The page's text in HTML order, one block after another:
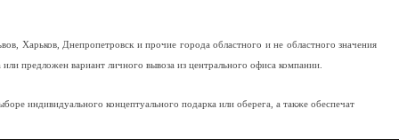
Харьков, Днепропетровск и прочие города областного и не областного значения
предложен вариант личного вывоза из центрального офиса компании.
индивидуального концептуального подарка или оберега, а также обеспечат